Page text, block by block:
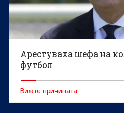
Арестуваха шефа на
футбол
Вижте причината